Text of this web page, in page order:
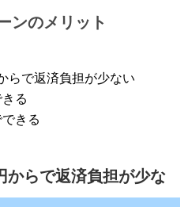
ンのメリット
らで返済負担が少ない
る
きる
からで返済負担が少な